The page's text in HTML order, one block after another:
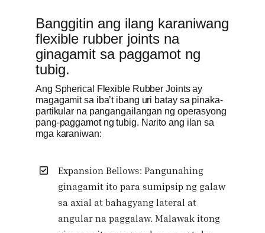
Banggitin ang ilang karaniwang
flexible rubber joints na
ginagamit sa paggamot ng
tubig.
Ang Spherical Flexible Rubber Joints ay
magagamit sa iba’t ibang uri batay sa pinaka-
partikular na pangangailangan ng operasyong
pang-paggamot ng tubig. Narito ang ilan sa
mga karaniwan:
Expansion Bellows: Pangunahing
ginagamit ito para sumipsip ng galaw
sa axial at bahagyang lateral at
angular na paggalaw. Malawak itong